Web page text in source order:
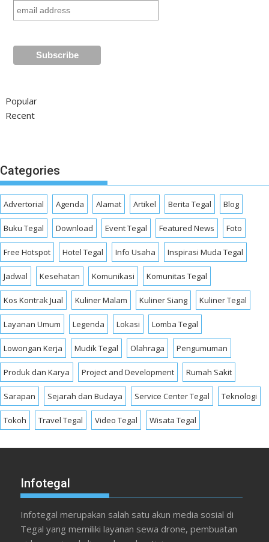
Popular
Recent
Categories
Advertorial Agenda Alamat Artikel Berita Tegal Blog
Buku Tegal Download Event Tegal Featured News Foto
Free Hotspot Hotel Tegal Info Usaha Inspirasi Muda Tegal
Jadwal Kesehatan Komunikasi Komunitas Tegal
Kos Kontrak Jual Kuliner Malam Kuliner Siang Kuliner Tegal
Layanan Umum Legenda Lokasi Lomba Tegal
Lowongan Kerja Mudik Tegal Olahraga Pengumuman
Produk dan Karya Project and Development Rumah Sakit
Sarapan Sejarah dan Budaya Service Center Tegal Teknologi
Tokoh Travel Tegal Video Tegal Wisata Tegal
Infotegal
Infotegal merupakan salah satu akun media sosial di
Tegal yang memiliki layanan sewa drone, pembuatan